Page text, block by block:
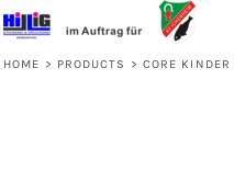
HOME > PRODUCTS > CORE